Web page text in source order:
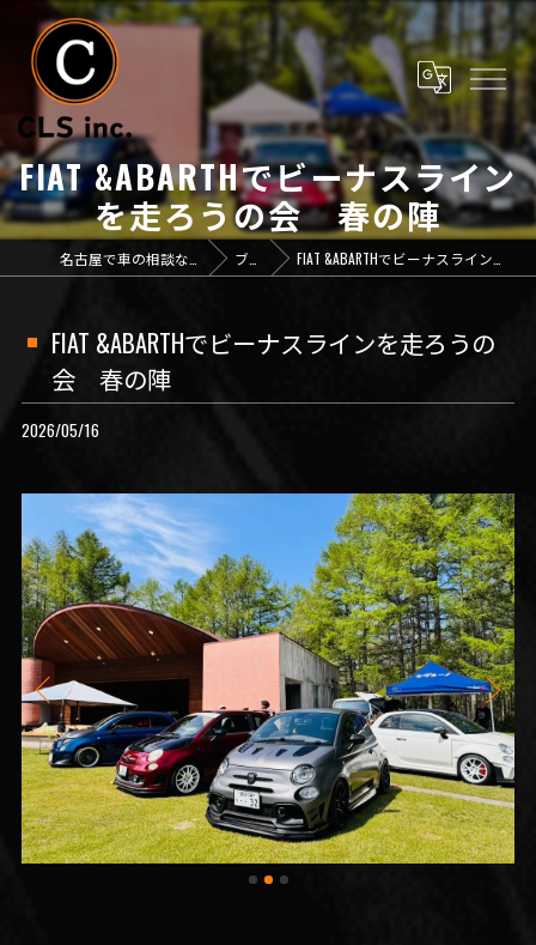
FIAT &ABARTHでビーナスライン
を走ろうの会 春の陣
ブログ FIAT &ABARTHでビーナスラインを走ろうの会 春の陣
FIAT &ABARTHでビーナスラインを走ろうの
会 春の陣
2026/05/16